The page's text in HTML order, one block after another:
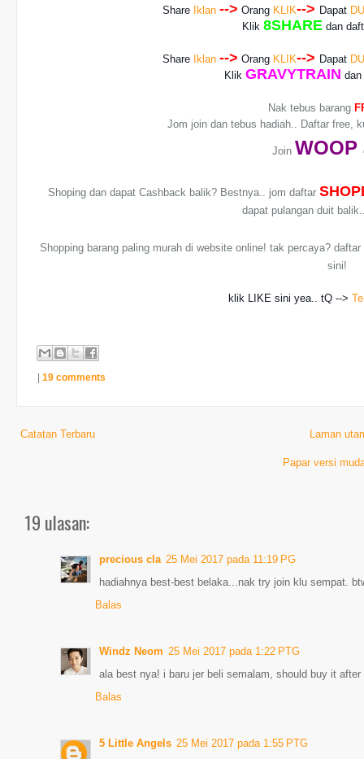
Share Iklan --> Orang KLIK--> Dapat
Klik8SHARE dan
Share Iklan --> Orang KLIK--> Dapat
Klik GRAVYTRAIN
Nak tebus barang
Jom join dan tebus hadiah.. Daftar free,
Join WOOP
Shoping dan dapat Cashback balik? Bestnya.. jom daftar
dapat pulangan duit
Shopping barang paling murah di website online! tak percaya? daftar
sini!
klik LIKE sini yea.. tQ -->
| 19 comments
Catatan Terbaru Laman
Papar versi
19 ulasan:
precious cla 25 Mei 2017 pada 11:19 PG
hadiahnya best-best belaka...nak try join klu sempat.
Balas
Windz Neom 25 Mei 2017 pada 1:22 PTG
ala best nya! i baru jer beli semalam, should buy it
Balas
5 Little Angels 25 Mei 2017 pada 1:55 PTG